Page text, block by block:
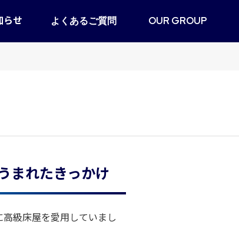
らせ よくあるご質問 OUR GROUP
まれたきっかけ
級床屋を愛用していまし